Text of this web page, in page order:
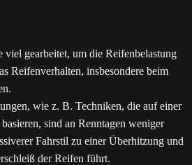
gearbeitet, um die Reifenbelastung
Reifenverhalten, insbesondere beim
wie z. B. Techniken, die auf einer
sind an Renntagen weniger
Fahrstil zu einer Überhitzung und
der Reifen führt.